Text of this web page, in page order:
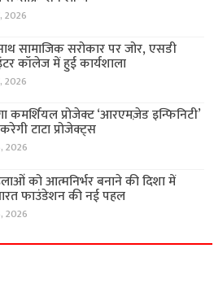
2026
सामाजिक सरोकार पर जोर, एसडी
कॉलेज में हुई कार्यशाला
2026
कमर्शियल प्रोजेक्ट ‘आरएमज़ेड इन्फिनिटी’
टाटा प्रोजेक्ट्स
2026
को आत्मनिर्भर बनाने की दिशा में
फाउंडेशन की नई पहल
2026